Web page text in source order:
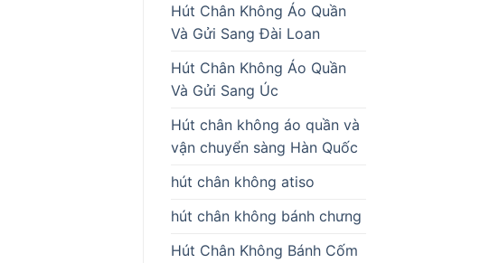
Hút Chân Không Áo Quần
Và Gửi Sang Đài Loan
Hút Chân Không Áo Quần
Và Gửi Sang Úc
Hút chân không áo quần và
vận chuyển sàng Hàn Quốc
hút chân không atiso
hút chân không bánh chưng
Hút Chân Không Bánh Cốm